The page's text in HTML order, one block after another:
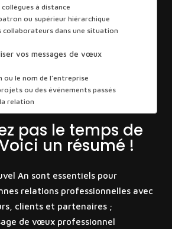
à distance
ou supérieur hiérarchique
collaborateurs dans une situation
vos messages de vœux
ou le nom de l’entreprise
ou des événements passés
relation
pas le temps de
un résumé !
An sont essentiels pour
relations professionnelles avec
clients et partenaires ;
de vœux professionnel